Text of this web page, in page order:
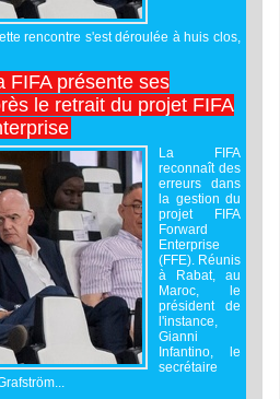
rencontre s'est déroulée à huis clos,
FIFA présente ses
le retrait du projet FIFA
La FIFA
reconnaît des
erreurs dans
la gestion du
projet FIFA
Forward
Enterprise
(FFE). Réunis
à Rabat, au
Maroc, le
président de
l'instance,
Gianni
Infantino, le
secrétaire